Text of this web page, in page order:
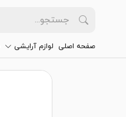
صفحه اصلی لوازم آرایشی